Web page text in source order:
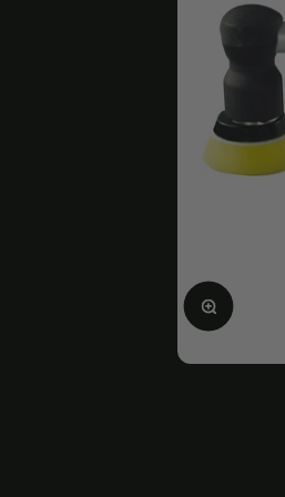
Ampliar la imagen